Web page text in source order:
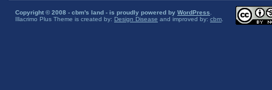
Copyright © 2008 - cbm's land - is proudly powered by WordPress
Illacrimo Plus Theme is created by: Design Disease and improved by: cbm